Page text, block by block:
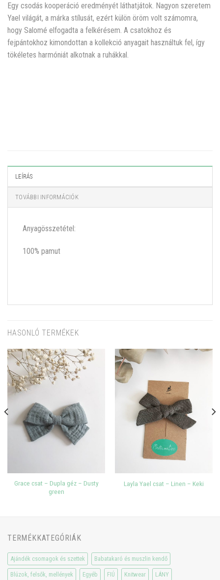
Egy csodás kooperáció eredményét láthatjátok. Nagyon szeretem
Yael világát, a márka stílusát, ezért külön öröm volt számomra,
hogy Salomé elfogadta a felkérésem. A csatokhoz és
fejpántokhoz kimondottan a kollekció anyagait használtuk fel, így
tökéletes harmóniát alkotnak a ruhákkal.
LEÍRÁS
TOVÁBBI INFORMÁCIÓK
Anyagösszetétel:
100% pamut
HASONLÓ TERMÉKEK
Grace csat – Dupla géz – Dusty
green
Layla Yael csat – Linen – Keki
TERMÉKKATEGÓRIÁK
Ajándék csomagok és szettek Babatakaró és muszlin kendő
Blúzok, felsők, mellények Egyéb FIÚ Knitwear LÁNY